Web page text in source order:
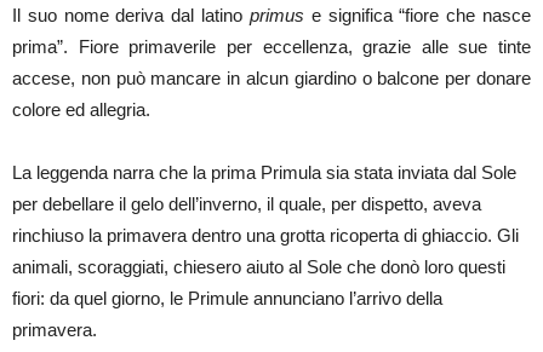
Il suo nome deriva dal latino primus e significa “fiore che nasce
prima”. Fiore primaverile per eccellenza, grazie alle sue tinte
accese, non può mancare in alcun giardino o balcone per donare
colore ed allegria.
La leggenda narra che la prima Primula sia stata inviata dal Sole
per debellare il gelo dell’inverno, il quale, per dispetto, aveva
rinchiuso la primavera dentro una grotta ricoperta di ghiaccio. Gli
animali, scoraggiati, chiesero aiuto al Sole che donò loro questi
fiori: da quel giorno, le Primule annunciano l’arrivo della
primavera.